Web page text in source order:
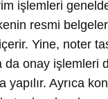
işlemleri
resmi
Yine, noter
da onay işlemleri
yapılır. Ayrıca